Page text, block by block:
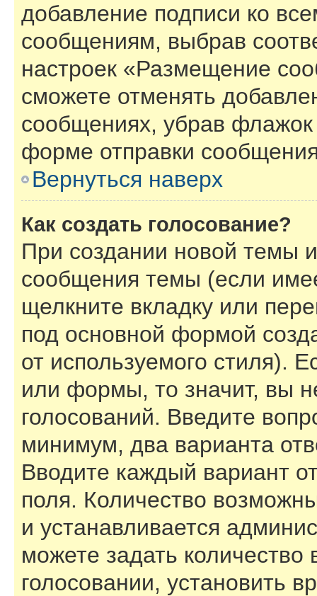
добавление подписи ко
сообщениям, выбрав
настроек «Размещение
сможете отменять
сообщениях, убрав
форме отправки
Вернуться наверх
Как создать голосование?
При создании новой темы
сообщения темы (если
щелкните вкладку или
под основной формой
от используемого стиля).
или формы, то значит, вы
голосований. Введите
минимум, два варианта
Вводите каждый вариант
поля. Количество
и устанавливается
можете задать количество
голосовании, установить